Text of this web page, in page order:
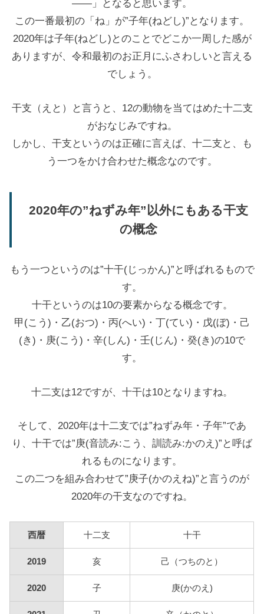
――」となると思います。
この一番最初の「ね」が”子年(ねどし)”となります。
2020年は子年(ねどし)とのことでどこか一周した感が
ありますが、令和最初のお正月にふさわしいと言える
でしょう。
干支（えと）と言うと、12の動物を当てはめた十二支
がおなじみですね。
しかし、干支というのは正確に言えば、十二支と、も
う一つをかけ合わせた概念なのです。
2020年の”ねずみ年”以外にもある干支
の概念
もう一つというのは”十干(じっかん)”と呼ばれるもので
す。
十干というのは10の要素からなる概念です。
甲(こう)・乙(おつ)・丙(へい)・丁(てい)・戊(ぼ)・己
(き)・庚(こう)・辛(しん)・壬(じん)・癸(き)の10で
す。
十二支は12ですが、十干は10となりますね。
そして、2020年は十二支では”ねずみ年・子年”であ
り、十干では”庚(音読み:こう、訓読み:かのえ)”と呼ば
れるものになります。
この二つを組み合わせて”庚子(かのえね)”と言うのが
2020年の干支なのですね。
西暦 十二支 十干
2019 亥 己（つちのと）
2020 子 庚(かのえ)